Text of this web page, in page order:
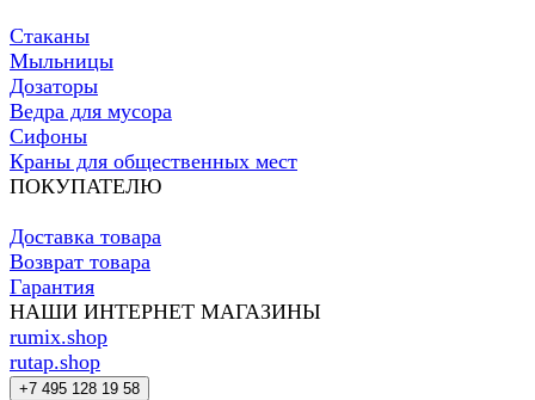
Стаканы
Мыльницы
Дозаторы
Ведра для мусора
Сифоны
Краны для общественных мест
ПОКУПАТЕЛЮ
Доставка товара
Возврат товара
Гарантия
НАШИ ИНТЕРНЕТ МАГАЗИНЫ
rumix.shop
rutap.shop
+7 495 128 19 58